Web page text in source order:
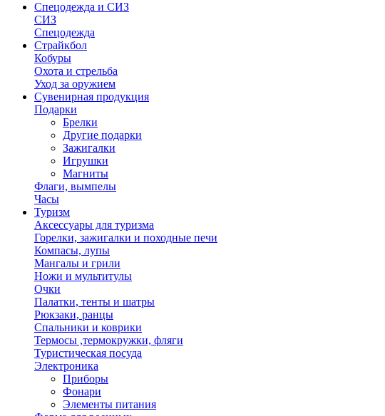
Спецодежда и СИЗ
СИЗ
Спецодежда
Страйкбол
Кобуры
Охота и стрельба
Уход за оружием
Сувенирная продукция
Подарки
Брелки
Другие подарки
Зажигалки
Игрушки
Магниты
Флаги, вымпелы
Часы
Туризм
Аксессуары для туризма
Горелки, зажигалки и походные печи
Компасы, лупы
Мангалы и грили
Ножи и мультитулы
Очки
Палатки, тенты и шатры
Рюкзаки, ранцы
Спальники и коврики
Термосы ,термокружки, фляги
Туристическая посуда
Электроника
Приборы
Фонари
Элементы питания